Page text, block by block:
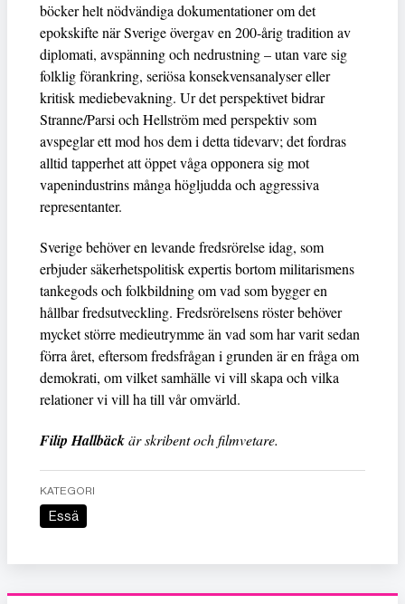
böcker helt nödvändiga dokumentationer om det
epokskifte när Sverige övergav en 200-årig tradition av
diplomati, avspänning och nedrustning – utan vare sig
folklig förankring, seriösa konsekvensanalyser eller
kritisk mediebevakning. Ur det perspektivet bidrar
Stranne/Parsi och Hellström med perspektiv som
avspeglar ett mod hos dem i detta tidevarv; det fordras
alltid tapperhet att öppet våga opponera sig mot
vapenindustrins många högljudda och aggressiva
representanter.
Sverige behöver en levande fredsrörelse idag, som
erbjuder säkerhetspolitisk expertis bortom militarismens
tankegods och folkbildning om vad som bygger en
hållbar fredsutveckling. Fredsrörelsens röster behöver
mycket större medieutrymme än vad som har varit sedan
förra året, eftersom fredsfrågan i grunden är en fråga om
demokrati, om vilket samhälle vi vill skapa och vilka
relationer vi vill ha till vår omvärld.
Filip Hallbäckär skribent och filmvetare.
KATEGORI
Essä